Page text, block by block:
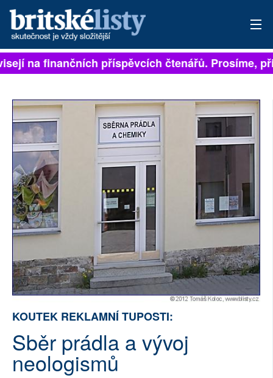
PŘIHLÁSIT
ARCHIV
ROZHOVORY
TÉMATA
NEJČTENĚJŠÍ ZA 7 DNÍ
AUTOŘI
PŘÍSPĚVKY NA PROVOZ
SOCIÁLNÍ SÍTĚ
RUBRIKY
PLNÁ VERZE STRÁNEK
na finančních příspěvcích čtenářů. Prosíme,
KOUTEK REKLAMNÍ TUPOSTI:
Sběr prádla a vývoj
neologismů